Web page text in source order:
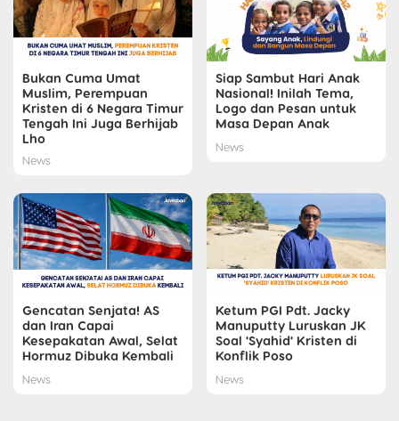
Bukan Cuma Umat
Muslim, Perempuan
Kristen di 6 Negara Timur
Tengah Ini Juga Berhijab
Lho
News
Siap Sambut Hari Anak
Nasional! Inilah Tema,
Logo dan Pesan untuk
Masa Depan Anak
News
Gencatan Senjata! AS
dan Iran Capai
Kesepakatan Awal, Selat
Hormuz Dibuka Kembali
News
Ketum PGI Pdt. Jacky
Manuputty Luruskan JK
Soal 'Syahid' Kristen di
Konflik Poso
News